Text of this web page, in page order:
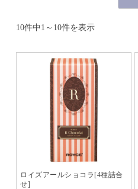
10件中1～10件を表示
ロイズアールショコラ[4種詰合
せ]